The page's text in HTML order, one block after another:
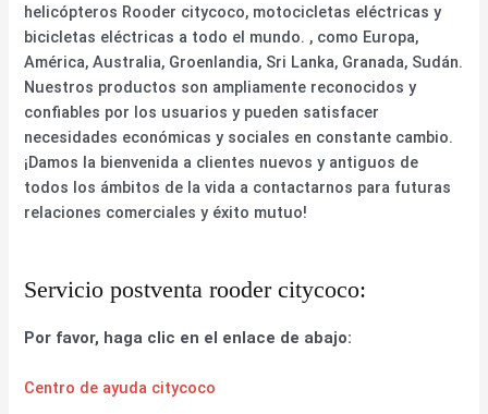
helicópteros Rooder citycoco, motocicletas eléctricas y
bicicletas eléctricas a todo el mundo. , como Europa,
América, Australia, Groenlandia, Sri Lanka, Granada, Sudán.
Nuestros productos son ampliamente reconocidos y
confiables por los usuarios y pueden satisfacer
necesidades económicas y sociales en constante cambio.
¡Damos la bienvenida a clientes nuevos y antiguos de
todos los ámbitos de la vida a contactarnos para futuras
relaciones comerciales y éxito mutuo!
Servicio postventa rooder citycoco:
Por favor, haga clic en el enlace de abajo:
Centro de ayuda citycoco